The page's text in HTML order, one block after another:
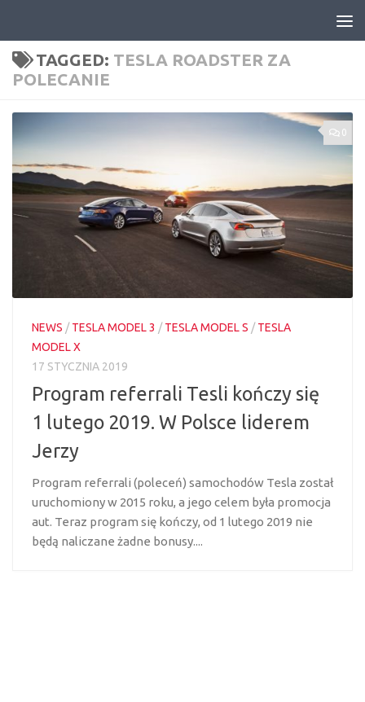
TAGGED: TESLA ROADSTER ZA
POLECANIE
0
NEWS /TESLA MODEL 3 /TESLA MODEL S /TESLA
MODEL X
17 STYCZNIA 2019
Program referrali Tesli kończy się
1 lutego 2019. W Polsce liderem
Jerzy
Program referrali (poleceń) samochodów Tesla został
uruchomiony w 2015 roku, a jego celem była promocja
aut. Teraz program się kończy, od 1 lutego 2019 nie
będą naliczane żadne bonusy....